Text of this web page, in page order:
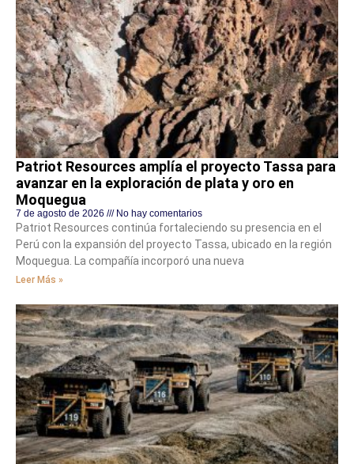
Patriot Resources amplía el proyecto Tassa para
avanzar en la exploración de plata y oro en
Moquegua
7 de agosto de 2026 No hay comentarios
Patriot Resources continúa fortaleciendo su presencia en el
Perú con la expansión del proyecto Tassa, ubicado en la región
Moquegua. La compañía incorporó una nueva
Leer Más »